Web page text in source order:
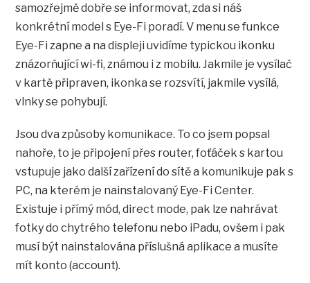
samozřejmě dobře se informovat, zda si náš
konkrétní model s Eye-Fi poradí. V menu se funkce
Eye-Fi zapne a na displeji uvidíme typickou ikonku
znázorňující wi-fi, známou i z mobilu. Jakmile je vysílač
v kartě připraven, ikonka se rozsvítí, jakmile vysílá,
vlnky se pohybují.
Jsou dva způsoby komunikace. To co jsem popsal
nahoře, to je připojení přes router, foťáček s kartou
vstupuje jako další zařízení do sítě a komunikuje pak s
PC, na kterém je nainstalovaný Eye-Fi Center.
Existuje i přímý mód, direct mode, pak lze nahrávat
fotky do chytrého telefonu nebo iPadu, ovšem i pak
musí být nainstalována příslušná aplikace a musíte
mít konto (account).